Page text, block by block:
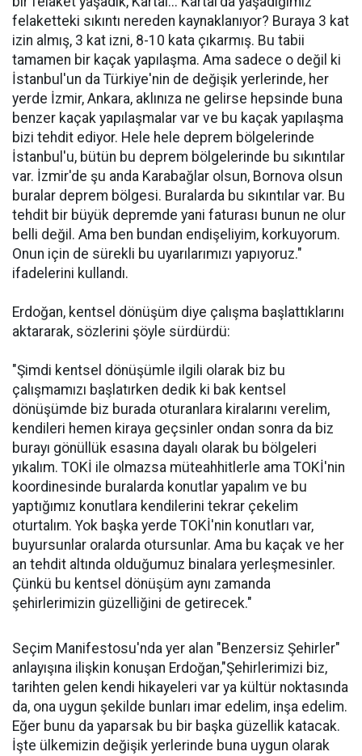
felaketteki sıkıntı nereden kaynaklanıyor? Buraya 3 kat
izin almış, 3 kat izni, 8-10 kata çıkarmış. Bu tabii
tamamen bir kaçak yapılaşma. Ama sadece o değil ki
İstanbul'un da Türkiye'nin de değişik yerlerinde, her
yerde İzmir, Ankara, aklınıza ne gelirse hepsinde buna
benzer kaçak yapılaşmalar var ve bu kaçak yapılaşma
bizi tehdit ediyor. Hele hele deprem bölgelerinde
İstanbul'u, bütün bu deprem bölgelerinde bu sıkıntılar
var. İzmir'de şu anda Karabağlar olsun, Bornova olsun
buralar deprem bölgesi. Buralarda bu sıkıntılar var. Bu
tehdit bir büyük depremde yani faturası bunun ne olur
belli değil. Ama ben bundan endişeliyim, korkuyorum.
Onun için de sürekli bu uyarılarımızı yapıyoruz."
ifadelerini kullandı.
Erdoğan, kentsel dönüşüm diye çalışma başlattıklarını
aktararak, sözlerini şöyle sürdürdü:
"Şimdi kentsel dönüşümle ilgili olarak biz bu
çalışmamızı başlatırken dedik ki bak kentsel
dönüşümde biz burada oturanlara kiralarını verelim,
kendileri hemen kiraya geçsinler ondan sonra da biz
burayı gönüllük esasına dayalı olarak bu bölgeleri
yıkalım. TOKİ ile olmazsa müteahhitlerle ama TOKİ'nin
koordinesinde buralarda konutlar yapalım ve bu
yaptığımız konutlara kendilerini tekrar çekelim
oturtalım. Yok başka yerde TOKİ'nin konutları var,
buyursunlar oralarda otursunlar. Ama bu kaçak ve her
an tehdit altında olduğumuz binalara yerleşmesinler.
Çünkü bu kentsel dönüşüm aynı zamanda
şehirlerimizin güzelliğini de getirecek."
Seçim Manifestosu'nda yer alan "Benzersiz Şehirler"
anlayışına ilişkin konuşan Erdoğan,"Şehirlerimizi biz,
tarihten gelen kendi hikayeleri var ya kültür noktasında
da, ona uygun şekilde bunları imar edelim, inşa edelim.
Eğer bunu da yaparsak bu bir başka güzellik katacak.
İşte ülkemizin değişik yerlerinde buna uygun olarak